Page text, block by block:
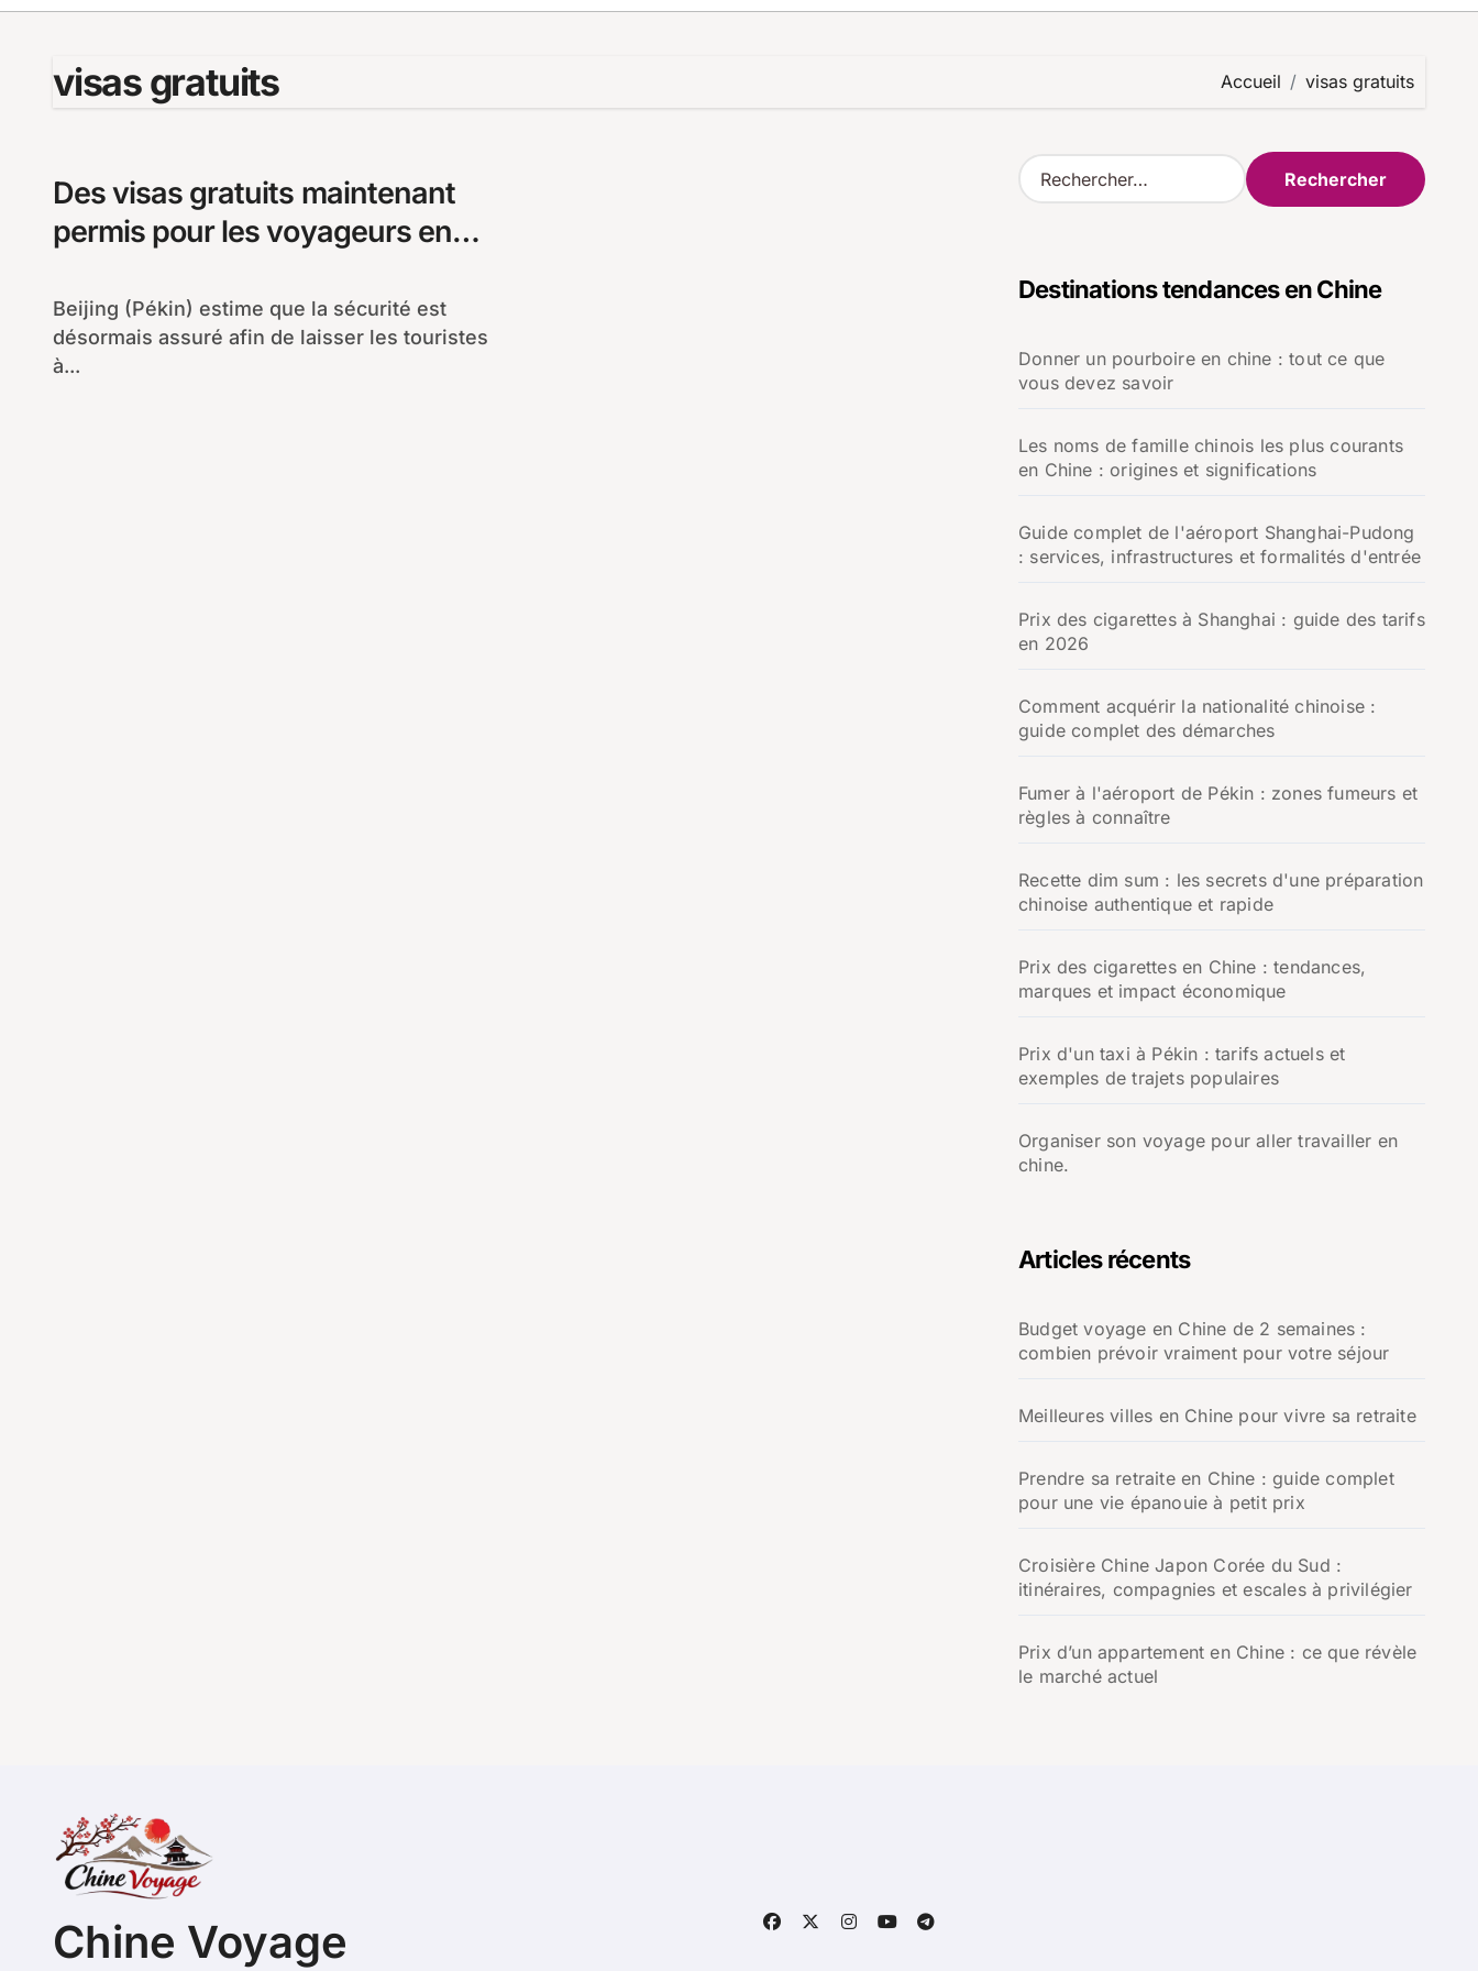
visas gratuits Accueil visas gratuits
Des visas gratuits maintenant
permis pour les voyageurs en
Beijing (Pékin) estime que la sécurité est
désormais assuré afin de laisser les touristes
à...
R
e
r
e
r
Destinations tendances en Chine
Donner un pourboire en chine : tout ce que
vous devez savoir
Les noms de famille chinois les plus courants
en Chine : origines et significations
Guide complet de l'aéroport Shanghai-Pudong
: services, infrastructures et formalités d'entrée
Prix des cigarettes à Shanghai : guide des tarifs
en 2026
Comment acquérir la nationalité chinoise :
guide complet des démarches
Fumer à l'aéroport de Pékin : zones fumeurs et
règles à connaître
Recette dim sum : les secrets d'une préparation
chinoise authentique et rapide
Prix des cigarettes en Chine : tendances,
marques et impact économique
Prix d'un taxi à Pékin : tarifs actuels et
exemples de trajets populaires
Organiser son voyage pour aller travailler en
chine.
Articles récents
Budget voyage en Chine de 2 semaines :
combien prévoir vraiment pour votre séjour
Meilleures villes en Chine pour vivre sa retraite
Prendre sa retraite en Chine : guide complet
pour une vie épanouie à petit prix
Croisière Chine Japon Corée du Sud :
itinéraires, compagnies et escales à privilégier
Prix d’un appartement en Chine : ce que révèle
le marché actuel
Chine Voyage